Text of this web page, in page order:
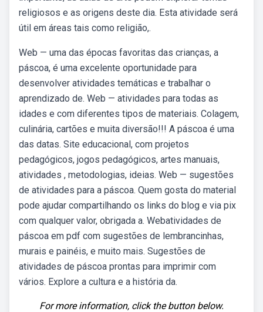
religiosos e as origens deste dia. Esta atividade será
útil em áreas tais como religião,.
Web — uma das épocas favoritas das crianças, a
páscoa, é uma excelente oportunidade para
desenvolver atividades temáticas e trabalhar o
aprendizado de. Web — atividades para todas as
idades e com diferentes tipos de materiais. Colagem,
culinária, cartões e muita diversão!!! A páscoa é uma
das datas. Site educacional, com projetos
pedagógicos, jogos pedagógicos, artes manuais,
atividades , metodologias, ideias. Web — sugestões
de atividades para a páscoa. Quem gosta do material
pode ajudar compartilhando os links do blog e via pix
com qualquer valor, obrigada a. Webatividades de
páscoa em pdf com sugestões de lembrancinhas,
murais e painéis, e muito mais. Sugestões de
atividades de páscoa prontas para imprimir com
vários. Explore a cultura e a história da.
For more information, click the button below.